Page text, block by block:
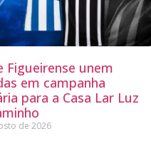
Figueirense unem
em campanha
para a Casa Lar Luz
de 2026